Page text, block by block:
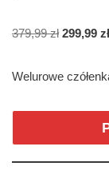
379,99zł 299,99 zł
Welurowe